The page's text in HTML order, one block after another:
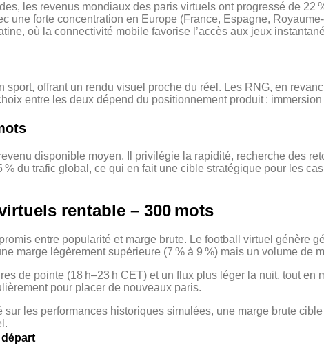
les revenus mondiaux des paris virtuels ont progressé de 22
forte concentration en Europe (France, Espagne,
où la connectivité mobile favorise l’accès aux jeux
offrant un rendu visuel proche du réel. Les RNG, en
entre les deux dépend du positionnement produit :
disponible moyen. Il privilégie la rapidité, recherche des
du trafic global, ce qui en fait une cible stratégique pour les
rentable – 300 mots
entre popularité et marge brute. Le football virtuel génère
marge légèrement supérieure (7 % à 9 %) mais un volume de
de pointe (18 h–23 h CET) et un flux plus léger la nuit, tout en
pour placer de nouveaux paris.
les performances historiques simulées, une marge brute
départ